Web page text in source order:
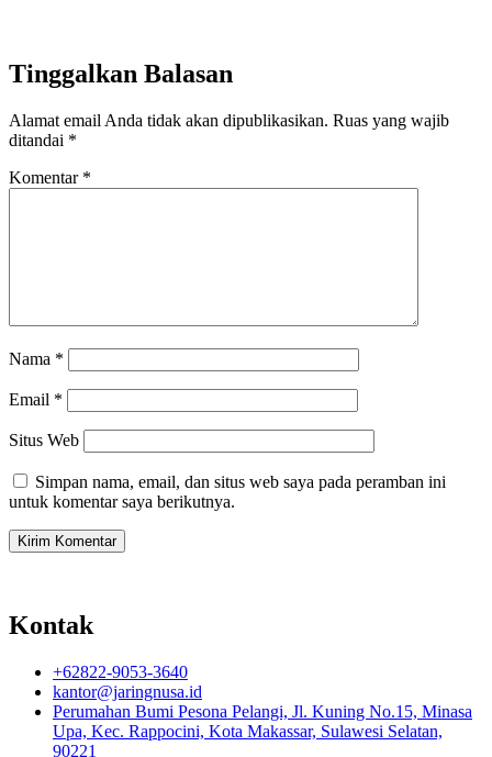
Tinggalkan Balasan
Alamat email Anda tidak akan dipublikasikan. Ruas yang wajib
ditandai *
Komentar *
Nama *
Email *
Situs Web
Simpan nama, email, dan situs web saya pada peramban ini
untuk komentar saya berikutnya.
Kontak
+62822-9053-3640
kantor@jaringnusa.id
Perumahan Bumi Pesona Pelangi, Jl. Kuning No.15, Minasa
Upa, Kec. Rappocini, Kota Makassar, Sulawesi Selatan,
90221